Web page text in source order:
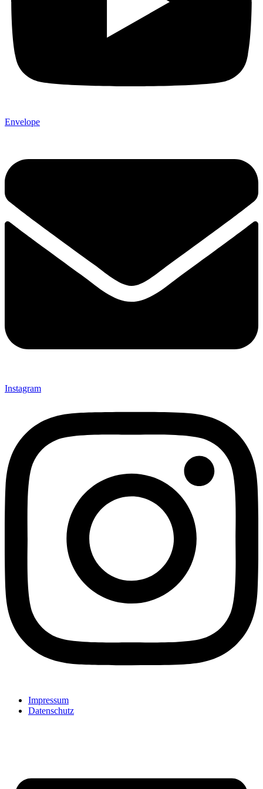
Envelope
Instagram
Impressum
Datenschutz